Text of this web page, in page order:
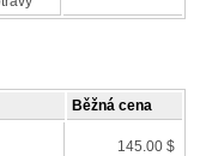
Běžná cena
145.00 $